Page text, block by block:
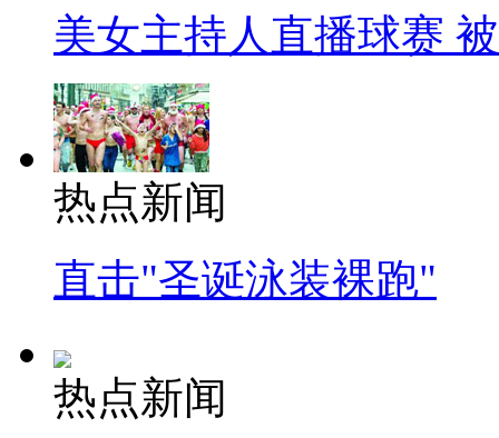
美女主持人直播球赛
热点新闻
直击"圣诞泳装裸跑"
热点新闻